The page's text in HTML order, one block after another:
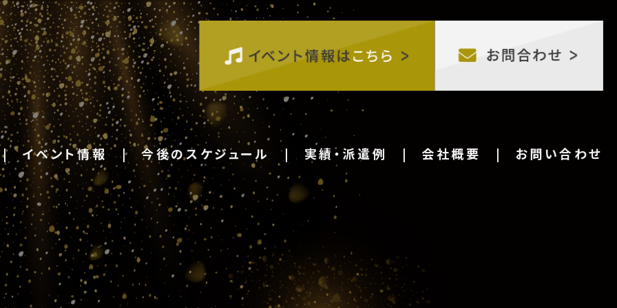
イベント情報 今後のスケジュール 実績・派遣例 会社概要 お問い合わせ